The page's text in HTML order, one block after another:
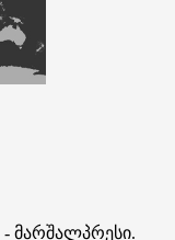
- მარშალპრესი.